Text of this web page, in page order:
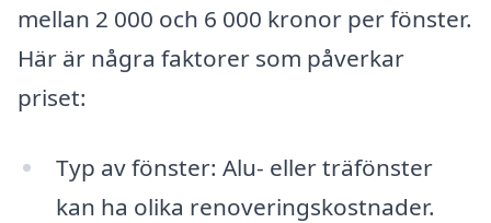
mellan 2 000 och 6 000 kronor per fönster.
Här är några faktorer som påverkar
priset:
Typ av fönster: Alu- eller träfönster
kan ha olika renoveringskostnader.